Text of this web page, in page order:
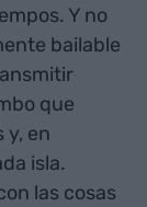
Y no
bailable
que
y, en
isla.
las cosas